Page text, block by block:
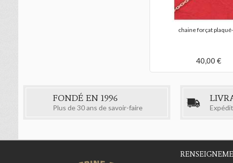
chaine forçat
40,00 €
FONDÉ EN 1996
Plus de 30 ans de savoir-faire